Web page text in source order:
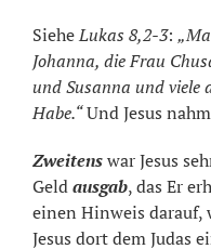
SieheLukas 8,2-3:
Johanna, die Frau
und Susanna und viele
Habe.“Und Jesus
Zweitenswar Jesus
Geldausgab, das Er
einen Hinweis darauf,
Jesus dort dem Judas